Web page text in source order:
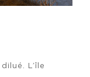
L’île